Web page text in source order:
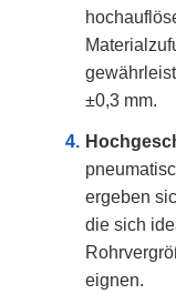
±0,3 mm.
ergeben
die sich
eignen.